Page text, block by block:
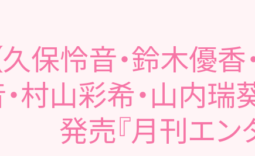
久保怜音・鈴木優
村山彩希・山内瑞
発売『月刊エン